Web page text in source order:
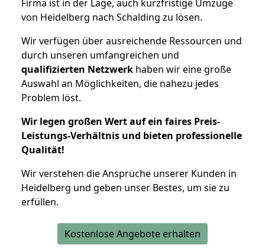
Firma ist in der Lage, auch kurzfristige Umzüge
von Heidelberg nach Schalding zu lösen.
Wir verfügen über ausreichende Ressourcen und
durch unseren umfangreichen und
qualifizierten Netzwerk haben wir eine große
Auswahl an Möglichkeiten, die nahezu jedes
Problem löst.
Wir legen großen Wert auf ein faires Preis-
Leistungs-Verhältnis und bieten professionelle
Qualität!
Wir verstehen die Ansprüche unserer Kunden in
Heidelberg und geben unser Bestes, um sie zu
erfüllen.
Kostenlose Angebote erhalten